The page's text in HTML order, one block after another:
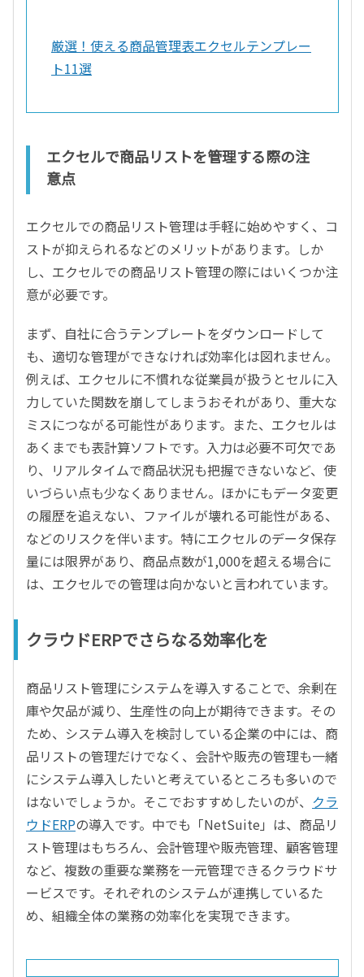
厳選！使える商品管理表エクセルテンプレー
ト11選
エクセルで商品リストを管理する際の注
意点
エクセルでの商品リスト管理は手軽に始めやすく、コ
ストが抑えられるなどのメリットがあります。しか
し、エクセルでの商品リスト管理の際にはいくつか注
意が必要です。
まず、自社に合うテンプレートをダウンロードして
も、適切な管理ができなければ効率化は図れません。
例えば、エクセルに不慣れな従業員が扱うとセルに入
力していた関数を崩してしまうおそれがあり、重大な
ミスにつながる可能性があります。また、エクセルは
あくまでも表計算ソフトです。入力は必要不可欠であ
り、リアルタイムで商品状況も把握できないなど、使
いづらい点も少なくありません。ほかにもデータ変更
の履歴を追えない、ファイルが壊れる可能性がある、
などのリスクを伴います。特にエクセルのデータ保存
量には限界があり、商品点数が1,000を超える場合に
は、エクセルでの管理は向かないと言われています。
クラウドERPでさらなる効率化を
商品リスト管理にシステムを導入することで、余剰在
庫や欠品が減り、生産性の向上が期待できます。その
ため、システム導入を検討している企業の中には、商
品リストの管理だけでなく、会計や販売の管理も一緒
にシステム導入したいと考えているところも多いので
はないでしょうか。そこでおすすめしたいのが、 クラ
ウドERPの導入です。中でも「NetSuite」は、商品リ
スト管理はもちろん、会計管理や販売管理、顧客管理
など、複数の重要な業務を一元管理できるクラウドサ
ービスです。それぞれのシステムが連携しているた
め、組織全体の業務の効率化を実現できます。